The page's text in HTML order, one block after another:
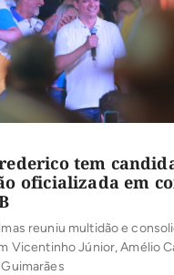
tem
oficializada em
reuniu multidão e
Vicentinho Júnior, Amélio